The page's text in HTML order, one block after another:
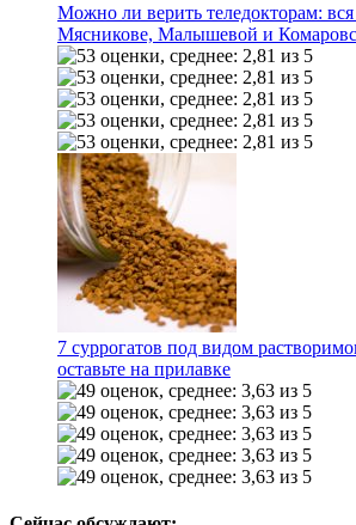
Можно ли верить теледокторам:
Мясникове, Малышевой и
7 суррогатов под видом
оставьте на прилавке